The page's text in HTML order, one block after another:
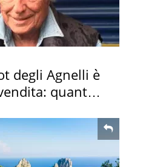
degli Agnelli è
quanto